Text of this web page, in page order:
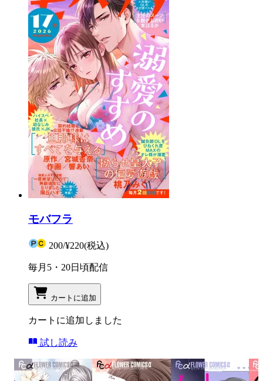
モバフラ
200/¥220(税込)
毎月5・20日頃配信
カートに追加
カートに追加しました
試し読み